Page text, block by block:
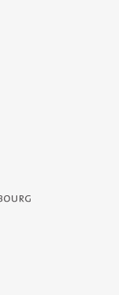
- Service